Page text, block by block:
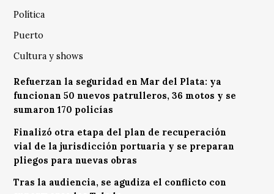
Política
Puerto
Cultura y shows
Refuerzan la seguridad en Mar del Plata: ya
funcionan 50 nuevos patrulleros, 36 motos y se
sumaron 170 policías
Finalizó otra etapa del plan de recuperación
vial de la jurisdicción portuaria y se preparan
pliegos para nuevas obras
Tras la audiencia, se agudiza el conflicto con